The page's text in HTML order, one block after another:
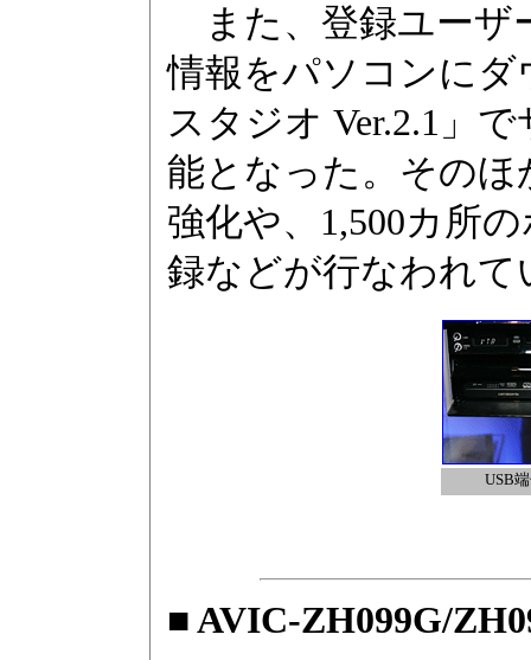
また、登録ユーザ
情報をパソコンに
スタジオ Ver.2.1」
能となった。そのほ
強化や、1,500カ所
録などが行なわれて
USB
■ AVIC-ZH099G/